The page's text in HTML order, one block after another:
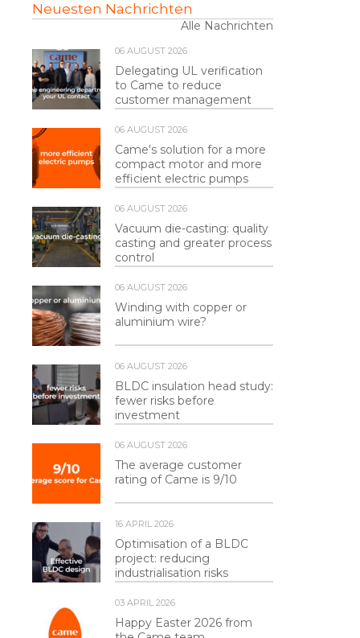
Neuesten Nachrichten
Alle Nachrichten
06 AUGUST 2026
Delegating UL verification
to Came to reduce
customer management
06 AUGUST 2026
Came's solution for a more
compact motor and more
efficient electric pumps
06 AUGUST 2026
Vacuum die-casting: quality
casting and greater process
control
06 AUGUST 2026
Winding with copper or
aluminium wire?
06 AUGUST 2026
BLDC insulation head study:
fewer risks before
investment
06 AUGUST 2026
The average customer
rating of Came is 9/10
16 APRIL 2026
Optimisation of a BLDC
project: reducing
industrialisation risks
03 APRIL 2026
Happy Easter 2026 from